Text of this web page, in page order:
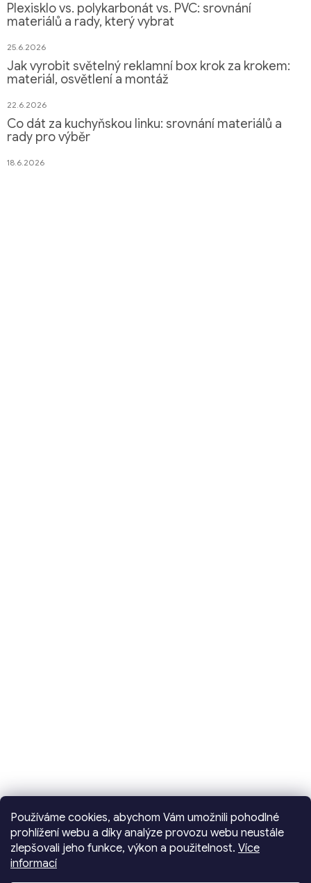
Používáme cookies, abychom Vám umožnili pohodlné
prohlížení webu a díky analýze provozu webu neustále
zlepšovali jeho funkce, výkon a použitelnost. Více
informací
Plexisklo vs. polykarbonát vs. PVC: srovnání
materiálů a rady, který vybrat
25.6.2026
Jak vyrobit světelný reklamní box krok za krokem:
materiál, osvětlení a montáž
22.6.2026
Co dát za kuchyňskou linku: srovnání materiálů a
rady pro výběr
18.6.2026